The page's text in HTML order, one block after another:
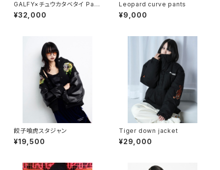
GALFY×チュウカタベタイ Park
erSETUP/赤
¥32,000
Leopard curve pants
¥9,000
餃子喰虎スタジャン
¥19,500
Tiger down jacket
¥29,000